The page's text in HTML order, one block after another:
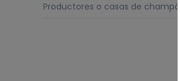
Productores o casas de champán